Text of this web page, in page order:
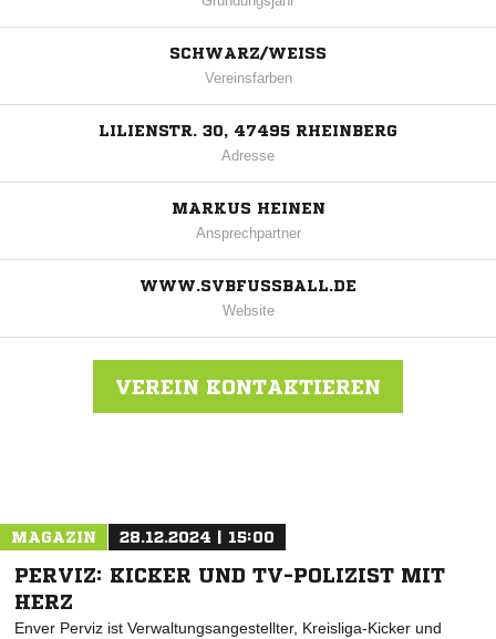
SCHWARZ/WEISS
Vereinsfarben
LILIENSTR. 30, 47495 RHEINBERG
Adresse
MARKUS HEINEN
Ansprechpartner
WWW.SVBFUSSBALL.DE
Website
VEREIN KONTAKTIEREN
MAGAZIN 28.12.2024 | 15:00
PERVIZ: KICKER UND TV-POLIZIST MIT
HERZ
Enver Perviz ist Verwaltungsangestellter, Kreisliga-Kicker und